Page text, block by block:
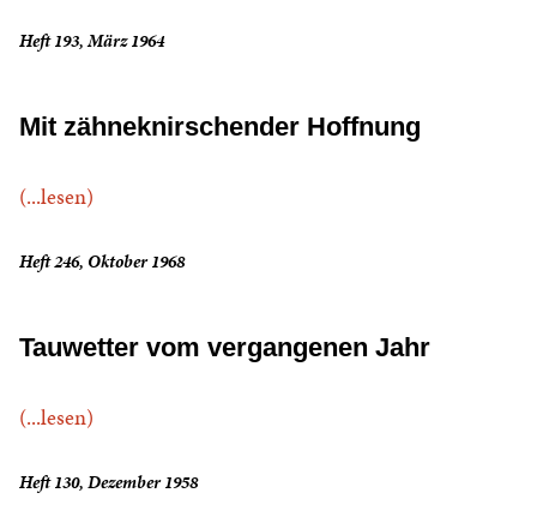
Heft 193, März 1964
Mit zähneknirschender Hoffnung
(...lesen)
Heft 246, Oktober 1968
Tauwetter vom vergangenen Jahr
(...lesen)
Heft 130, Dezember 1958